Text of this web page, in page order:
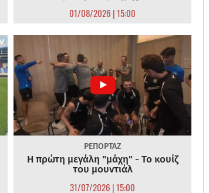
01/08/2026 | 15:00
ΡΕΠΟΡΤΑΖ
Η πρώτη μεγάλη "μάχη" - Το κουίζ
του μουντιάλ
31/07/2026 | 15:00